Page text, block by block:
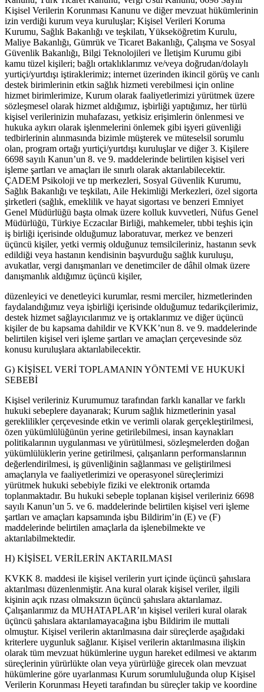
Kişisel Verilerin Korunması Kanunu ve diğer mevzuat hükümlerinin
izin verdiği kurum veya kuruluşlar; Kişisel Verileri Koruma
Kurumu, Sağlık Bakanlığı ve teşkilatı, Yükseköğretim Kurulu,
Maliye Bakanlığı, Gümrük ve Ticaret Bakanlığı, Çalışma ve Sosyal
Güvenlik Bakanlığı, Bilgi Teknolojileri ve İletişim Kurumu gibi
kamu tüzel kişileri; bağlı ortaklıklarımız ve/veya doğrudan/dolaylı
yurtiçi/yurtdışı iştiraklerimiz; internet üzerinden ikincil görüş ve canlı
destek birimlerinin etkin sağlık hizmeti verebilmesi için online
hizmet birimlerimize, Kurum olarak faaliyetlerimizi yürütmek üzere
sözleşmesel olarak hizmet aldığımız, işbirliği yaptığımız, her türlü
kişisel verilerinizin muhafazası, yetkisiz erişimlerin önlenmesi ve
hukuka aykırı olarak işlenmelerini önlemek gibi işyeri güvenliği
tedbirlerinin alınmasında bizimle müşterek ve müteselsil sorumlu
olan, program ortağı yurtiçi/yurtdışı kuruluşlar ve diğer 3. Kişilere
6698 sayılı Kanun’un 8. ve 9. maddelerinde belirtilen kişisel veri
işleme şartları ve amaçları ile sınırlı olarak aktarılabilecektir.
ÇADEM Psikoloji ve tıp merkezleri, Sosyal Güvenlik Kurumu,
Sağlık Bakanlığı ve teşkilatı, Aile Hekimliği Merkezleri, özel sigorta
şirketleri (sağlık, emeklilik ve hayat sigortası ve benzeri Emniyet
Genel Müdürlüğü başta olmak üzere kolluk kuvvetleri, Nüfus Genel
Müdürlüğü, Türkiye Eczacılar Birliği, mahkemeler, tıbbi teşhis için
iş birliği içerisinde olduğumuz laboratuvar, merkez ve benzeri
üçüncü kişiler, yetki vermiş olduğunuz temsilcileriniz, hastanın sevk
edildiği veya hastanın kendisinin başvurduğu sağlık kuruluşu,
avukatlar, vergi danışmanları ve denetimciler de dâhil olmak üzere
danışmanlık aldığımız üçüncü kişiler,
düzenleyici ve denetleyici kurumlar, resmi merciler, hizmetlerinden
faydalandığımız veya işbirliği içerisinde olduğumuz tedarikçilerimiz,
destek hizmet sağlayıcılarımız ve iş ortaklarımız ve diğer üçüncü
kişiler de bu kapsama dahildir ve KVKK’nun 8. ve 9. maddelerinde
belirtilen kişisel veri işleme şartları ve amaçları çerçevesinde söz
konusu kuruluşlara aktarılabilecektir.
G) KİŞİSEL VERİ TOPLAMANIN YÖNTEMİ VE HUKUKİ
SEBEBİ
Kişisel verileriniz Kurumumuz tarafından farklı kanallar ve farklı
hukuki sebeplere dayanarak; Kurum sağlık hizmetlerinin yasal
gereklilikler çerçevesinde etkin ve verimli olarak gerçekleştirilmesi,
özen yükümlülüğünün yerine getirilebilmesi, insan kaynakları
politikalarının uygulanması ve yürütülmesi, sözleşmelerden doğan
yükümlülüklerin yerine getirilmesi, çalışanların performanslarının
değerlendirilmesi, iş güvenliğinin sağlanması ve geliştirilmesi
amaçlarıyla ve faaliyetlerimizi ve operasyonel süreçlerimizi
yürütmek hukuki sebebiyle fiziki ve elektronik ortamda
toplanmaktadır. Bu hukuki sebeple toplanan kişisel verileriniz 6698
sayılı Kanun’un 5. ve 6. maddelerinde belirtilen kişisel veri işleme
şartları ve amaçları kapsamında işbu Bildirim’in (E) ve (F)
maddelerinde belirtilen amaçlarla da işlenebilmekte ve
aktarılabilmektedir.
H) KİŞİSEL VERİLERİN AKTARILMASI
KVKK 8. maddesi ile kişisel verilerin yurt içinde üçüncü şahıslara
aktarılması düzenlenmiştir. Ana kural olarak kişisel veriler, ilgili
kişinin açık rızası olmaksızın üçüncü şahıslara aktarılamaz.
Çalışanlarımız da MUHATAPLAR’ın kişisel verileri kural olarak
üçüncü şahıslara aktarılamayacağına işbu Bildirim ile muttali
olmuştur. Kişisel verilerin aktarılmasına dair süreçlerde aşağıdaki
kriterlere uygunluk sağlanır. Kişisel verilerin aktarılmasına ilişkin
olarak tüm mevzuat hükümlerine uygun hareket edilmesi ve aktarım
süreçlerinin yürürlükte olan veya yürürlüğe girecek olan mevzuat
hükümlerine göre uyarlanması Kurum sorumluluğunda olup Kişisel
Verilerin Korunması Heyeti tarafından bu süreçler takip ve koordine